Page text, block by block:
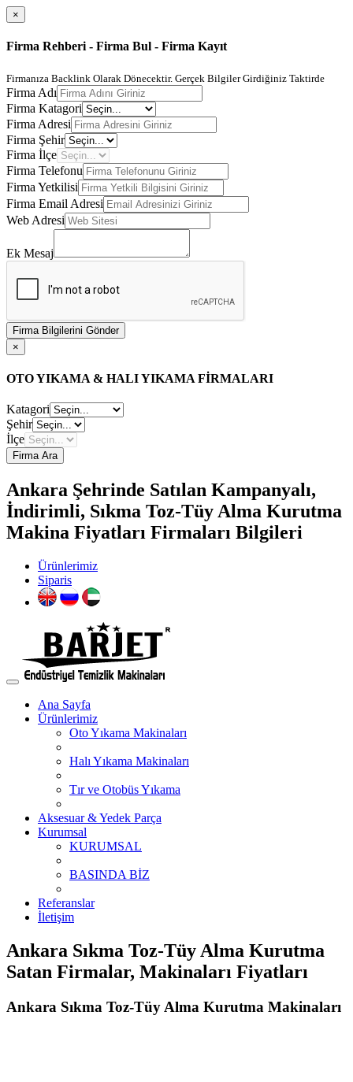
×
Firma Rehberi - Firma Bul - Firma Kayıt
Firmanıza Backlink Olarak Dönecektir. Gerçek Bilgiler Girdiğiniz Taktirde
Firma Adı
Firma Katagori
Firma Adresi
Firma Şehir
Firma İlçe
Firma Telefonu
Firma Yetkilisi
Firma Email Adresi
Web Adresi
Ek Mesaj
Firma Bilgilerini Gönder
×
OTO YIKAMA & HALI YIKAMA FİRMALARI
Katagori
Şehir
İlçe
Firma Ara
Ankara Şehrinde Satılan Kampanyalı,
İndirimli, Sıkma Toz-Tüy Alma Kurutma
Makina Fiyatları Firmaları Bilgileri
Ürünlerimiz
Siparis
Ana Sayfa
Ürünlerimiz
Oto Yıkama Makinaları
Halı Yıkama Makinaları
Tır ve Otobüs Yıkama
Aksesuar & Yedek Parça
Kurumsal
KURUMSAL
BASINDA BİZ
Referanslar
İletişim
Ankara Sıkma Toz-Tüy Alma Kurutma
Satan Firmalar, Makinaları Fiyatları
Ankara Sıkma Toz-Tüy Alma Kurutma Makinaları